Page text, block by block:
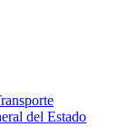
del Estado